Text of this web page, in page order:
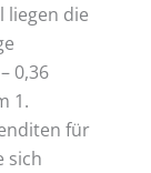
liegen die
0,36
1.
für
sich